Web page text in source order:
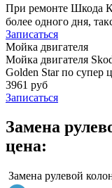
При ремонте Шкода
более одного дня,
Записаться
Мойка двигателя
Мойка двигателя
Golden Star по супер
3961 руб
Записаться
Замена
цена:
Замена рулевой